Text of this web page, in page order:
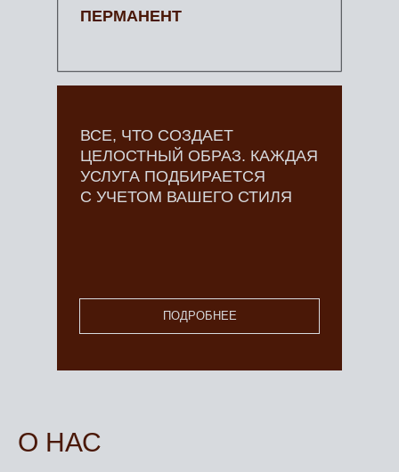
ПОДРОБНЕЕ
ВСЕ, ЧТО СОЗДАЕТ
ЦЕЛОСТНЫЙ ОБРАЗ. КАЖДАЯ
УСЛУГА ПОДБИРАЕТСЯ
С УЧЕТОМ ВАШЕГО СТИЛЯ
ПЕРМАНЕНТ
О НАС